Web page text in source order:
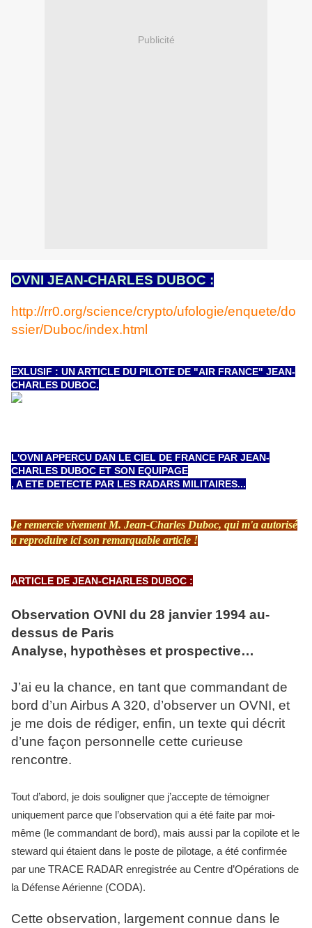
Publicité
OVNI JEAN-CHARLES DUBOC :
http://rr0.org/science/crypto/ufologie/enquete/do
ssier/Duboc/index.html
EXLUSIF : UN ARTICLE DU PILOTE DE "AIR FRANCE" JEAN-
CHARLES DUBOC.
L'OVNI APPERCU DAN LE CIEL DE FRANCE PAR JEAN-
CHARLES DUBOC ET SON EQUIPAGE
, A ETE DETECTE PAR LES RADARS MILITAIRES...
Je remercie vivement M. Jean-Charles Duboc, qui m'a autorisé
a reproduire ici son remarquable article !
ARTICLE DE JEAN-CHARLES DUBOC :
Observation OVNI du 28 janvier 1994 au-
dessus de Paris
Analyse, hypothèses et prospective…
J’ai eu la chance, en tant que commandant de
bord d’un Airbus A 320, d’observer un OVNI, et
je me dois de rédiger, enfin, un texte qui décrit
d’une façon personnelle cette curieuse
rencontre.
Tout d’abord, je dois souligner que j’accepte de témoigner
uniquement parce que l’observation qui a été faite par moi-
même (le commandant de bord), mais aussi par la copilote et le
steward qui étaient dans le poste de pilotage, a été confirmée
par une TRACE RADAR enregistrée au Centre d’Opérations de
la Défense Aérienne (CODA).
Cette observation, largement connue dans le